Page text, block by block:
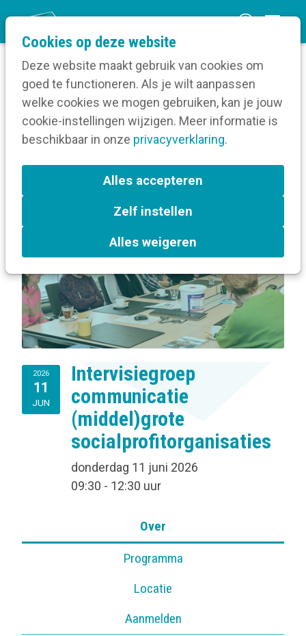
Cookies op deze website
Deze website maakt gebruik van cookies om
goed te functioneren. Als je wilt aanpassen
welke cookies we mogen gebruiken, kan je jouw
cookie-instellingen wijzigen. Meer informatie is
beschikbaar in onze privacyverklaring.
Alles accepteren
Zelf instellen
Alles weigeren
n
m
Home
Volg een opleiding
Over Intervisiegroep communicatie
(middel)grote socialprofitorganisaties
Terug naar bijeenkomsten-overzicht
2026
11
JUN
Intervisiegroep
communicatie
(middel)grote
socialprofitorganisaties
donderdag 11 juni 2026
09:30 - 12:30 uur
Over
Programma
Locatie
Aanmelden